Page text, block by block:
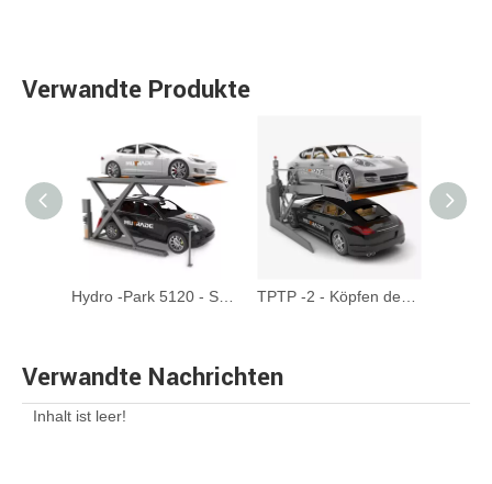
Verwandte Produkte
Hydro -Park 5120 - Scherenauto -Stapler -Parkaufzug TPTP -2 - Köpfen des Parkplatzlifts
Verwandte Nachrichten
Inhalt ist leer!